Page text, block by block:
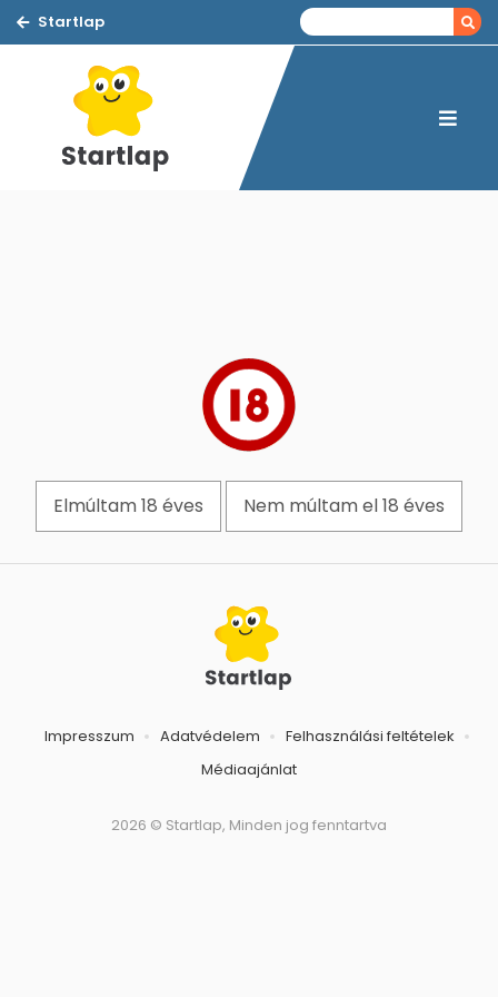
Startlap
Elmúltam 18 éves Nem múltam el 18 éves
Impresszum Adatvédelem
Felhasználási feltételek
Médiaajánlat
2026 © Startlap, Minden jog fenntartva